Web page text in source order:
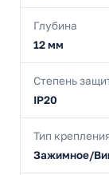
Глубина
12 мм
Степень
IP20
Тип
Зажимное/